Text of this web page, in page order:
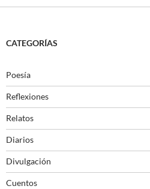
CATEGORÍAS
Poesía
Reflexiones
Relatos
Diarios
Divulgación
Cuentos